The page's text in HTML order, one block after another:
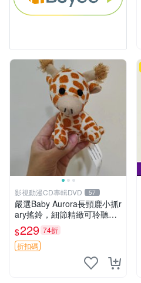
影視動漫CD專輯DVD 57
嚴選Baby Aurora長頸鹿小抓r
ary搖鈴，細節精緻可聆聽清
脆鈴音 軟萌可愛 定制紀念 金
屬搖鈴 新手媽咪推薦 長頸鹿
抓rary 搖鈴
$229 74折
折扣碼